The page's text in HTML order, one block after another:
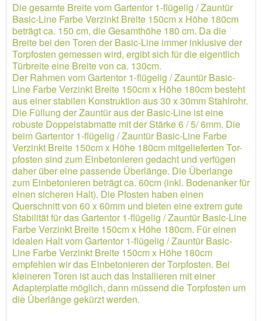
Die gesamte Breite vom Gartentor 1-flügelig / Zauntür
Basic-Line Farbe Verzinkt Breite 150cm x Höhe 180cm
beträgt ca. 150 cm, die Gesamthöhe 180 cm. Da die
Breite bei den Toren der Basic-Line immer inklusive der
Torpfosten gemessen wird, ergibt sich für die eigentlich
Türbreite eine Breite von ca. 130cm.
Der Rahmen vom Gartentor 1-flügelig / Zauntür Basic-
Line Farbe Verzinkt Breite 150cm x Höhe 180cm besteht
aus einer stabilen Konstruktion aus 30 x 30mm Stahlrohr.
Die Füllung der Zauntür aus der Basic-Line ist eine
robuste Doppelstabmatte mit der Stärke 6 / 5/ 6mm. Die
beim Gartentor 1-flügelig / Zauntür Basic-Line Farbe
Verzinkt Breite 150cm x Höhe 180cm mitgelieferten Tor-
pfosten sind zum Einbetonieren gedacht und verfügen
daher über eine passende Überlänge. Die Überlange
zum Einbetonieren beträgt ca. 60cm (inkl. Bodenanker für
einen sicheren Halt). Die Pfosten haben einen
Querschnitt von 60 x 60mm und bieten eine extrem gute
Stabilität für das Gartentor 1-flügelig / Zauntür Basic-Line
Farbe Verzinkt Breite 150cm x Höhe 180cm. Für einen
idealen Halt vom Gartentor 1-flügelig / Zauntür Basic-
Line Farbe Verzinkt Breite 150cm x Höhe 180cm
empfehlen wir das Einbetonieren der Torpfosten. Bei
kleineren Toren ist auch das Installieren mit einer
Adapterplatte möglich, dann müssend die Torpfosten um
die Überlänge gekürzt werden.